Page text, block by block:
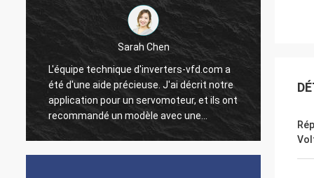
Sarah Chen
L'équipe technique d'inverters-vfd.com a
été d'une aide précieuse. J'ai décrit notre
application pour un servomoteur, et ils ont
recommandé un modèle avec une
réponse dynamique supérieure.
une